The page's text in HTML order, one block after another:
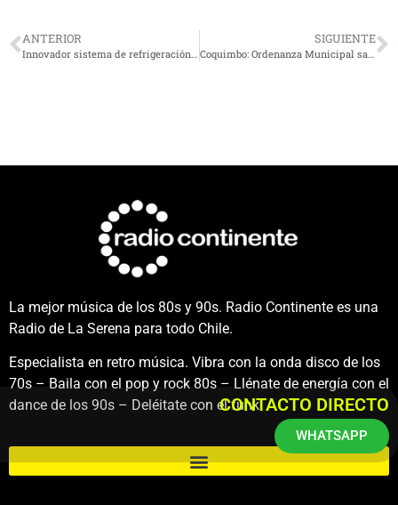
ANTERIOR SIGUIENTE
Coquimbo: Ordenanza Municipal sanciona el Acoso Callejero y busca instaurar cultura del respeto
La mejor música de los 80s y 90s. Radio Continente es una
Radio de La Serena para todo Chile.
Especialista en retro música. Vibra con la onda disco de los
70s – Baila con el pop y rock 80s – Llénate de energía con el
dance de los 90s – Deléitate con el funk.CONTACTO DIRECTO
WHATSAPP